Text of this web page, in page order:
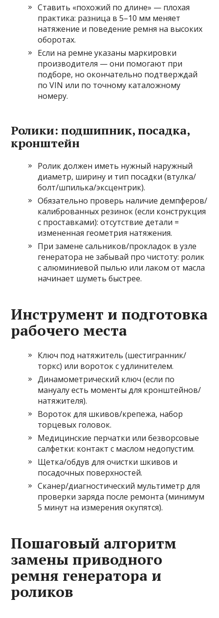
Ставить «похожий по длине» — плохая
практика: разница в 5–10 мм меняет
натяжение и поведение ремня на высоких
оборотах.
Если на ремне указаны маркировки
производителя — они помогают при
подборе, но окончательно подтверждай
по VIN или по точному каталожному
номеру.
Ролики: подшипник, посадка,
кронштейн
Ролик должен иметь нужный наружный
диаметр, ширину и тип посадки (втулка/
болт/шпилька/эксцентрик).
Обязательно проверь наличие демпферов/
калиброванных резинок (если конструкция
с проставками): отсутствие детали =
измененная геометрия натяжения.
При замене сальников/прокладок в узле
генератора не забывай про чистоту: ролик
с алюминиевой пылью или лаком от масла
начинает шуметь быстрее.
Инструмент и подготовка
рабочего места
Ключ под натяжитель (шестигранник/
торкс) или вороток с удлинителем.
Динамометрический ключ (если по
мануалу есть моменты для кронштейнов/
натяжителя).
Вороток для шкивов/крепежа, набор
торцевых головок.
Медицинские перчатки или безворсовые
салфетки: контакт с маслом недопустим.
Щетка/обдув для очистки шкивов и
посадочных поверхностей.
Сканер/диагностический мультиметр для
проверки заряда после ремонта (минимум
5 минут на измерения окупятся).
Пошаговый алгоритм
замены приводного
ремня генератора и
роликов